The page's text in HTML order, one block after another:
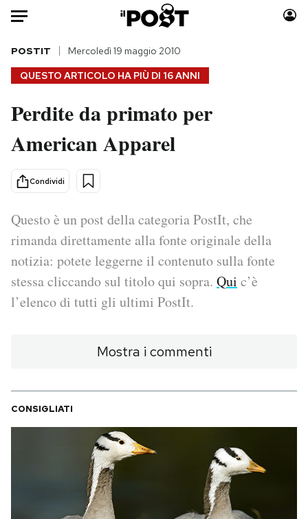
Auto
HOME
Italia
Politica
Tecnologia
Internet
Scienza
Cultura
Moda
Consumismi
Media
Europa
I MIEI PREFERITI
CALENDARIO
QUESTO ARTICOLO HA PIÙ DI 16 ANNI
POSTIT Mercoledì 19 maggio 2010
Perdite da primato per
American Apparel
Condividi
Questo è un post della categoria PostIt, che
rimanda direttamente alla fonte originale della
notizia: potete leggerne il contenuto sulla fonte
stessa cliccando sul titolo qui sopra. Qui c’è
l’elenco di tutti gli ultimi PostIt.
Mostra i commenti
CONSIGLIATI